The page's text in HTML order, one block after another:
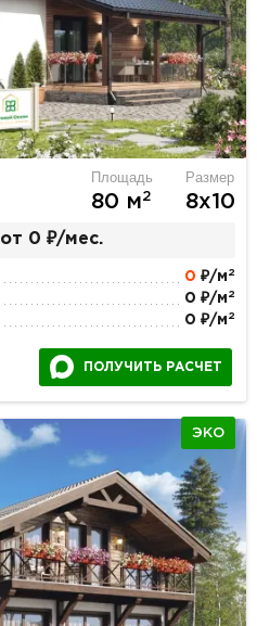
Площадь
80 м2
Размер
8х10
от 0 ₽/мес.
0 ₽/м 2
0 ₽/м 2
0 ₽/м 2
ПОЛУЧИТЬ РАСЧЕТ
ЭКО